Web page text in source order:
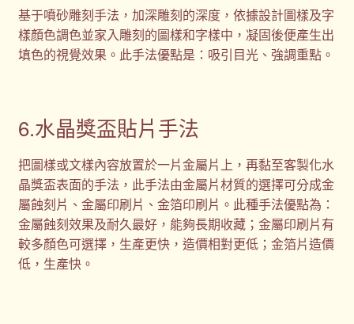
基于噴砂雕刻手法，加深雕刻的深度，依據設計圖樣及字
樣顏色調色並家入雕刻的圖樣和字樣中，凝固後便產生出
填色的視覺效果。此手法優點是：吸引目光、強調重點。
6.水晶獎盃貼片手法
把圖樣或文樣內容放置於一片金屬片上，再黏至客製化水
晶獎盃表面的手法，此手法由金屬片材質的選擇可分成金
屬蝕刻片、金屬印刷片、金箔印刷片。此種手法優點為：
金屬蝕刻效果及耐久最好，能夠長期收藏；金屬印刷片有
較多顏色可選擇，生產更快，造價相對更低；金箔片造價
低，生產快。